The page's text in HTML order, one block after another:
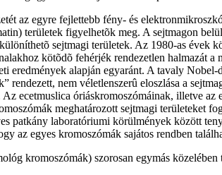
az egyre fejlettebb fény- és
területek figyelhetõk meg. A sejtmagon
sejtmagi területek. Az 1980-as évek
kötõdõ fehérjék rendezetlen halmazát a
eredmények alapján egyaránt. A tavaly
rendezett, nem véletlenszerû eloszlása a
Az ecetmuslica óriáskromoszómáinak, illetve
meghatározott sejtmagi területeket
patkány laboratóriumi körülmények között
az egyes kromoszómák sajátos rendben
kromoszómák) szorosan egymás